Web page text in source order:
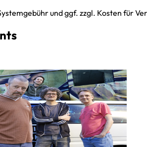
und ggf. zzgl. Kosten für